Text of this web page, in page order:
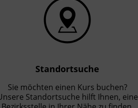
Standortsuche
Sie möchten einen Kurs buchen?
Standortsuche hilft Ihnen, eine